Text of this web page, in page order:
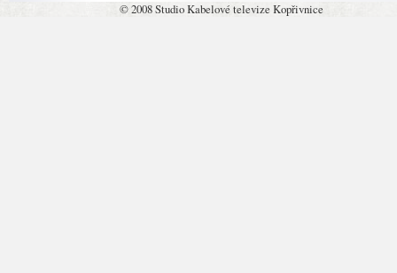
© 2008 Studio Kabelové televize Kopřivnice